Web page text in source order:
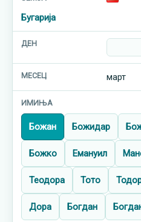
Бугарија
март
Божан Божидар
Божко Емануил
Теодора Тото
Дора Богдан